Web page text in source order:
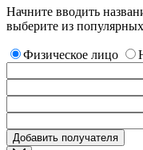
Начните вводить
выберите из популярных
Физическое лицо
Добавить получателя